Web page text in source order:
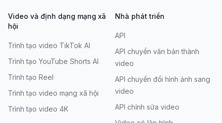
Video và định dạng mạng xã
hội
Trình tạo video TikTok AI
Trình tạo YouTube Shorts AI
Trình tạo Reel
Trình tạo video mạng xã hội
Trình tạo video 4K
Nhà phát triển
API
API chuyển văn bản thành
video
API chuyển đổi hình ảnh sang
video
API chỉnh sửa video